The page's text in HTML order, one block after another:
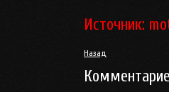
Источник:
Назад